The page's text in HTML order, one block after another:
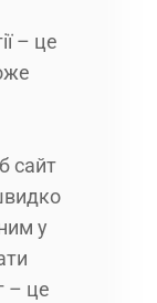
– це
сайт
у
– це